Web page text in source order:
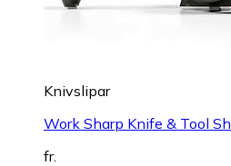
Knivslipar
Work Sharp Knife & Tool
fr.